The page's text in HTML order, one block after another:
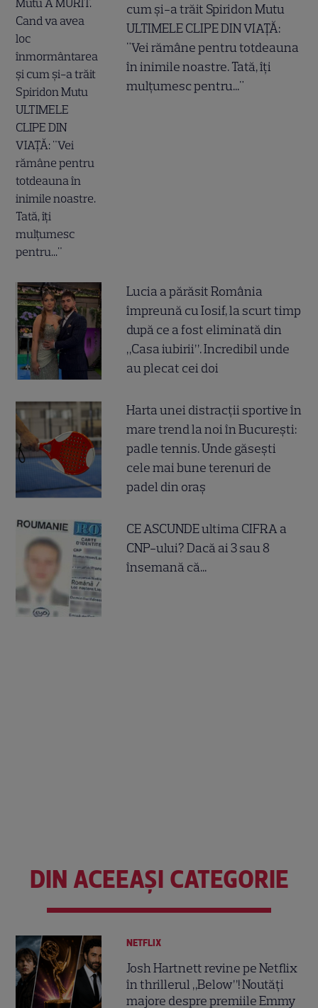
cum și-a trăit Spiridon Mutu
ULTIMELE CLIPE DIN VIAȚĂ:
"Vei rămâne pentru totdeauna
în inimile noastre. Tată, îți
mulțumesc pentru..."
Lucia a părăsit România
împreună cu Iosif, la scurt timp
după ce a fost eliminată din
„Casa iubirii”. Incredibil unde
au plecat cei doi
Harta unei distracții sportive în
mare trend la noi în București:
padle tennis. Unde găsești
cele mai bune terenuri de
padel din oraș
CE ASCUNDE ultima CIFRA a
CNP-ului? Dacă ai 3 sau 8
însemană că...
DIN ACEEAȘI CATEGORIE
NETFLIX
Josh Hartnett revine pe Netflix
în thrillerul „Below”! Noutăți
majore despre premiile Emmy